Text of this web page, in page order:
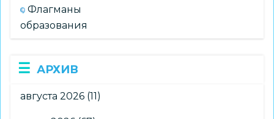
Флагманы
образования
АРХИВ
августа 2026 (11)